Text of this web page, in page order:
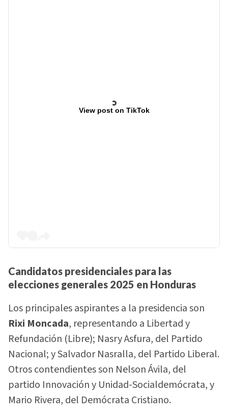
View post on TikTok
Candidatos presidenciales para las
elecciones generales 2025 en Honduras
Los principales aspirantes a la presidencia son
Rixi Moncada, representando a Libertad y
Refundación (Libre); Nasry Asfura, del Partido
Nacional; y Salvador Nasralla, del Partido Liberal.
Otros contendientes son Nelson Ávila, del
partido Innovación y Unidad-Socialdemócrata, y
Mario Rivera, del Demócrata Cristiano.